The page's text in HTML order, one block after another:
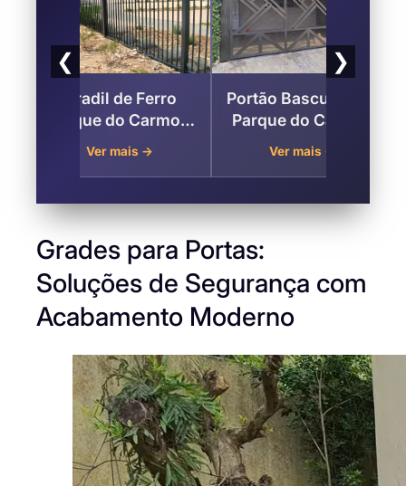
❮
Portão Basculante –
Parque do Carmo ,
Zona Leste de São
Ver mais →
Grades para Portas
no Parque do
Carmo , Zona Leste
Ver mais →
❯
Grades para Portas:
Soluções de Segurança com
Acabamento Moderno